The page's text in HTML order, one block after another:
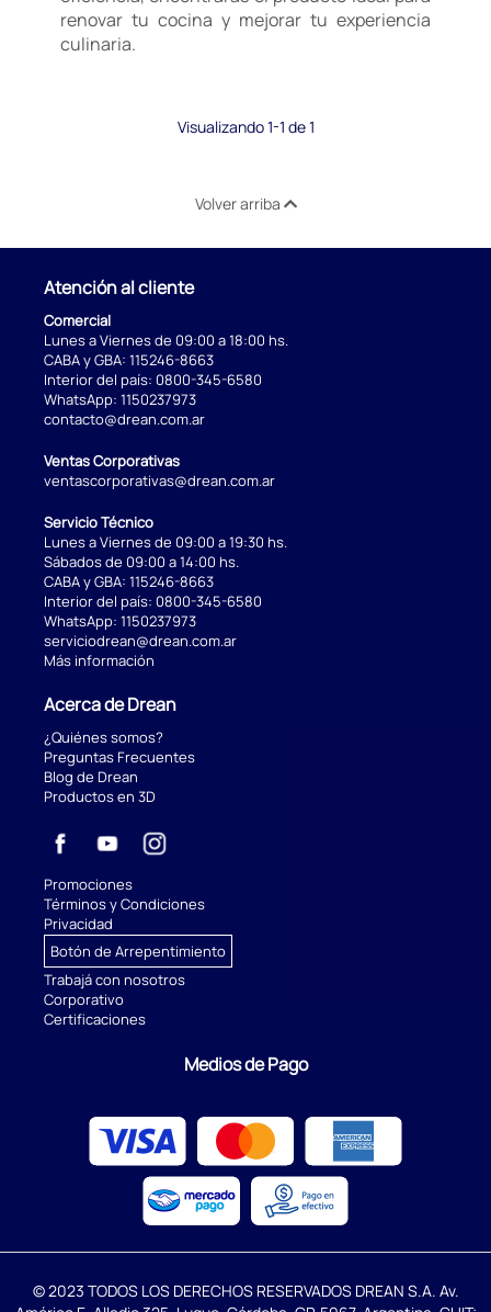
renovar tu cocina y mejorar tu experiencia
culinaria.
Visualizando 1-1 de 1
Volver arriba
Atención al cliente
Comercial
Lunes a Viernes de 09:00 a 18:00 hs.
CABA y GBA: 115246-8663
Interior del país: 0800-345-6580
WhatsApp: 1150237973
contacto@drean.com.ar
Ventas Corporativas
ventascorporativas@drean.com.ar
Servicio Técnico
Lunes a Viernes de 09:00 a 19:30 hs.
Sábados de 09:00 a 14:00 hs.
CABA y GBA: 115246-8663
Interior del país: 0800-345-6580
WhatsApp: 1150237973
serviciodrean@drean.com.ar
Más información
Acerca de Drean
¿Quiénes somos?
Preguntas Frecuentes
Blog de Drean
Productos en 3D
Promociones
Términos y Condiciones
Privacidad
Botón de Arrepentimiento
Trabajá con nosotros
Corporativo
Certificaciones
Medios de Pago
© 2023 TODOS LOS DERECHOS RESERVADOS DREAN S.A. Av.